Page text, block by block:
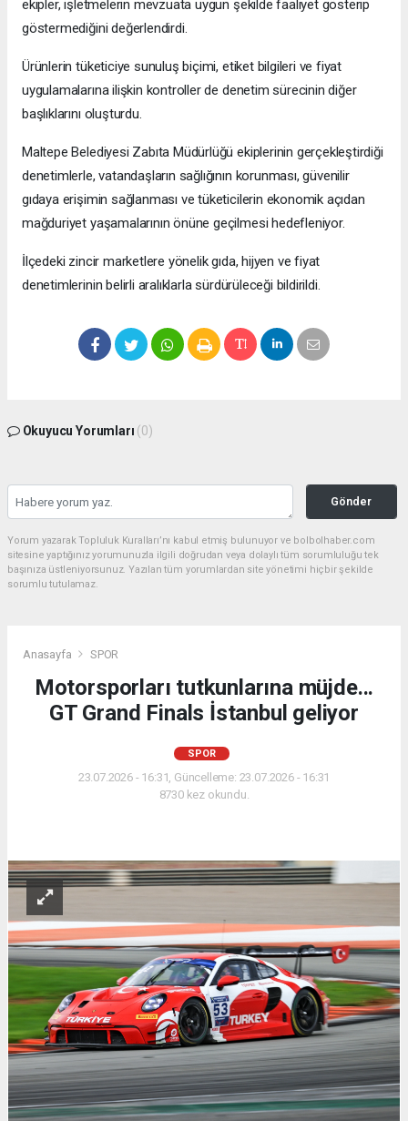
ekipler, işletmelerin mevzuata uygun şekilde faaliyet gösterip
göstermediğini değerlendirdi.
Ürünlerin tüketiciye sunuluş biçimi, etiket bilgileri ve fiyat
uygulamalarına ilişkin kontroller de denetim sürecinin diğer
başlıklarını oluşturdu.
Maltepe Belediyesi Zabıta Müdürlüğü ekiplerinin gerçekleştirdiği
denetimlerle, vatandaşların sağlığının korunması, güvenilir
gıdaya erişimin sağlanması ve tüketicilerin ekonomik açıdan
mağduriyet yaşamalarının önüne geçilmesi hedefleniyor.
İlçedeki zincir marketlere yönelik gıda, hijyen ve fiyat
denetimlerinin belirli aralıklarla sürdürüleceği bildirildi.
Okuyucu Yorumları (0)
Gönder
Yorum yazarak Topluluk Kuralları’nı kabul etmiş bulunuyor ve bolbolhaber.com
sitesine yaptığınız yorumunuzla ilgili doğrudan veya dolaylı tüm sorumluluğu tek
başınıza üstleniyorsunuz. Yazılan tüm yorumlardan site yönetimi hiçbir şekilde
sorumlu tutulamaz.
Anasayfa SPOR
Motorsporları tutkunlarına müjde...
GT Grand Finals İstanbul geliyor
SPOR
23.07.2026 - 16:31, Güncelleme: 23.07.2026 - 16:31
8730 kez okundu.